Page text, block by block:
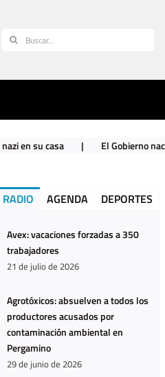
Buscar:
| El Gobierno nacional
RADIO AGENDA DEPORTES
Avex: vacaciones forzadas a 350
trabajadores
21 de julio de 2026
Agrotóxicos: absuelven a todos los
productores acusados por
contaminación ambiental en
Pergamino
29 de junio de 2026